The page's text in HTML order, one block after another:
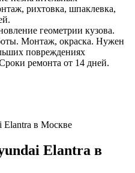
рихтовка, шпаклевка,
геометрии кузова.
Монтаж, окраска. Нужен
повреждениях
ремонта от 14 дней.
Elantra в Москве
Elantra в